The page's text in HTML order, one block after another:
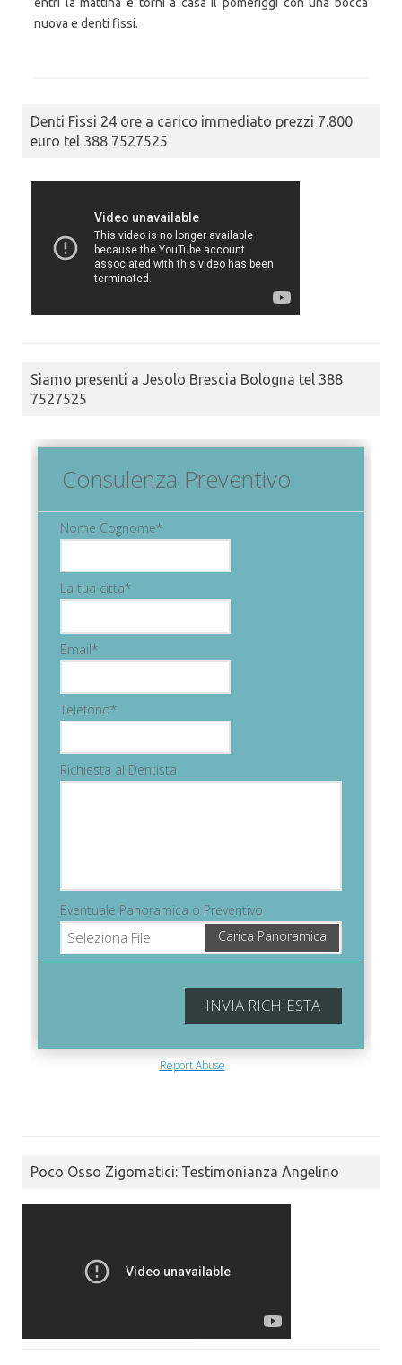
nuova e denti fissi.
Denti Fissi 24 ore a carico immediato prezzi 7.800
euro tel 388 7527525
Siamo presenti a Jesolo Brescia Bologna tel 388
7527525
Poco Osso Zigomatici: Testimonianza Angelino